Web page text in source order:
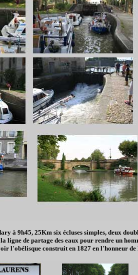
à 9h45, 25Km six écluses simples, deux
ligne de partage des eaux pour rendre un
l'obélisque construit en 1827 en l'honneur